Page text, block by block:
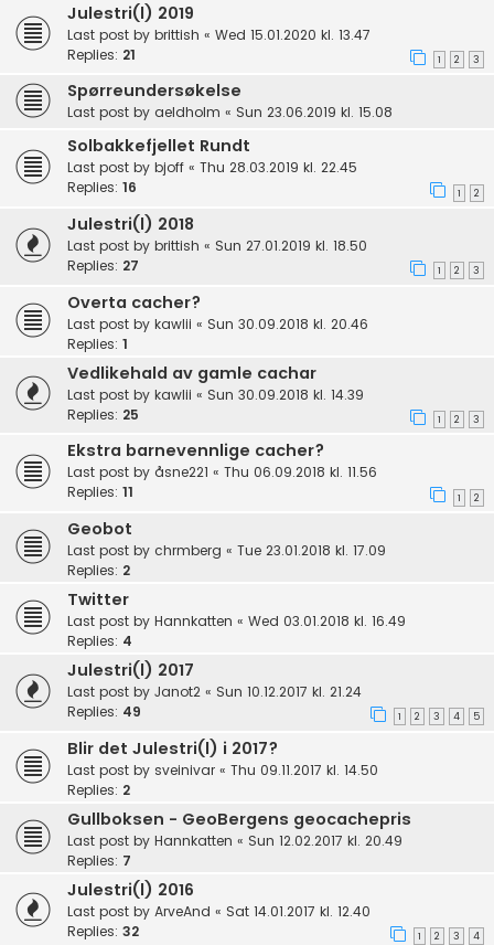
Julestri(l) 2019
Last post by brittish « Wed 15.01.2020 kl. 13.47
Replies: 21 1 2 3
Spørreundersøkelse
Last post by aeldholm « Sun 23.06.2019 kl. 15.08
Solbakkefjellet Rundt
Last post by bjoff « Thu 28.03.2019 kl. 22.45
Replies: 16 1 2
Julestri(l) 2018
Last post by brittish « Sun 27.01.2019 kl. 18.50
Replies: 27 1 2 3
Overta cacher?
Last post by kawlii « Sun 30.09.2018 kl. 20.46
Replies: 1
Vedlikehald av gamle cachar
Last post by kawlii « Sun 30.09.2018 kl. 14.39
Replies: 25 1 2 3
Ekstra barnevennlige cacher?
Last post by åsne221 « Thu 06.09.2018 kl. 11.56
Replies: 11 1 2
Geobot
Last post by chrmberg « Tue 23.01.2018 kl. 17.09
Replies: 2
Twitter
Last post by Hannkatten « Wed 03.01.2018 kl. 16.49
Replies: 4
Julestri(l) 2017
Last post by Janot2 « Sun 10.12.2017 kl. 21.24
Replies: 49 1 2 3 4 5
Blir det Julestri(l) i 2017?
Last post by sveinivar « Thu 09.11.2017 kl. 14.50
Replies: 2
Gullboksen - GeoBergens geocachepris
Last post by Hannkatten « Sun 12.02.2017 kl. 20.49
Replies: 7
Julestri(l) 2016
Last post by ArveAnd « Sat 14.01.2017 kl. 12.40
Replies: 32 1 2 3 4